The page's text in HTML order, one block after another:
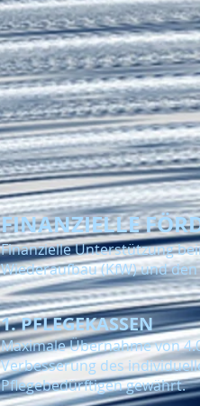
FINANZIELLE
Finanzielle Unterstützung
Wiederaufbau (KfW) und
1. PFLEGEKASSEN
Maximale Übernahme von
Verbesserung des
Pflegebedürftigen gewährt.